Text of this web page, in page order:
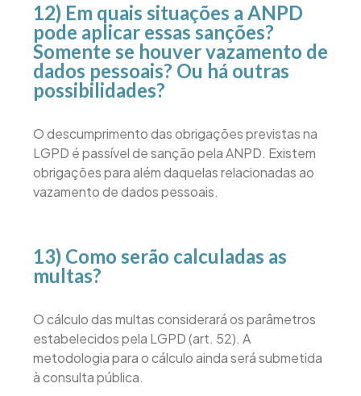
12) Em quais situações a ANPD
pode aplicar essas sanções?
Somente se houver vazamento de
dados pessoais? Ou há outras
possibilidades?
O descumprimento das obrigações previstas na
LGPD é passível de sanção pela ANPD. Existem
obrigações para além daquelas relacionadas ao
vazamento de dados pessoais.
13) Como serão calculadas as
multas?
O cálculo das multas considerará os parâmetros
estabelecidos pela LGPD (art. 52). A
metodologia para o cálculo ainda será submetida
à consulta pública.